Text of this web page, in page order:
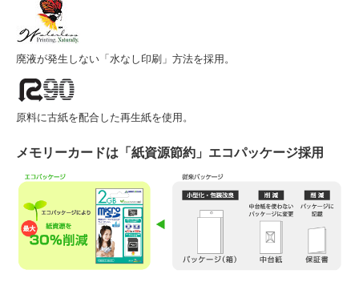
廃液が発生しない「水なし印刷」方法を採用。
原料に古紙を配合した再生紙を使用。
メモリーカードは「紙資源節約」エコパッケージ採用